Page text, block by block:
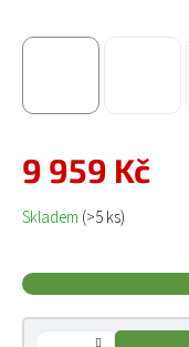
9 959 Kč
Měrná cena:
Skladem (>5 ks)